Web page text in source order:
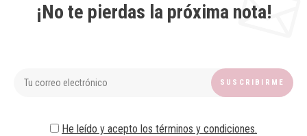
¡No te pierdas la próxima nota!
He leído y acepto los términos y condiciones.